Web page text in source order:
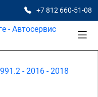
+7 812 660-51-08
991.2 - 2016 - 2018